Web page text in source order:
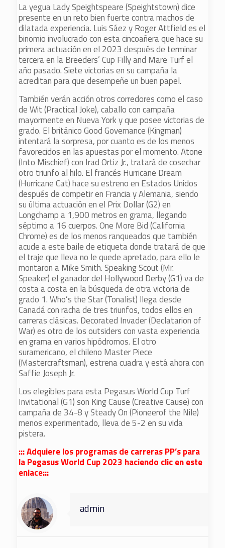
La yegua Lady Speightspeare (Speightstown) dice
presente en un reto bien fuerte contra machos de
dilatada experiencia. Luis Sáez y Roger Attfield es el
binomio involucrado con esta cincoañera que hace su
primera actuación en el 2023 después de terminar
tercera en la Breeders’ Cup Filly and Mare Turf el
año pasado. Siete victorias en su campaña la
acreditan para que desempeñe un buen papel.
También verán acción otros corredores como el caso
de Wit (Practical Joke), caballo con campaña
mayormente en Nueva York y que posee victorias de
grado. El británico Good Governance (Kingman)
intentará la sorpresa, por cuanto es de los menos
favorecidos en las apuestas por el momento. Atone
(Into Mischief) con Irad Ortiz Jr., tratará de cosechar
otro triunfo al hilo. El francés Hurricane Dream
(Hurricane Cat) hace su estreno en Estados Unidos
después de competir en Francia y Alemania, siendo
su última actuación en el Prix Dollar (G2) en
Longchamp a 1,900 metros en grama, llegando
séptimo a 16 cuerpos. One More Bid (California
Chrome) es de los menos ranqueados que también
acude a este baile de etiqueta donde tratará de que
el traje que lleva no le quede apretado, para ello le
montaron a Mike Smith. Speaking Scout (Mr.
Speaker) el ganador del Hollywood Derby (G1) va de
costa a costa en la búsqueda de otra victoria de
grado 1. Who’s the Star (Tonalist) llega desde
Canadá con racha de tres triunfos, todos ellos en
carreras clásicas. Decorated Invader (Declatarion of
War) es otro de los outsiders con vasta experiencia
en grama en varios hipódromos. El otro
suramericano, el chileno Master Piece
(Mastercraftsman), estrena cuadra y está ahora con
Saffie Joseph Jr.
Los elegibles para esta Pegasus World Cup Turf
Invitational (G1) son King Cause (Creative Cause) con
campaña de 34-8 y Steady On (Pioneerof the Nile)
menos experimentado, lleva de 5-2 en su vida
pistera.
::: Adquiere los programas de carreras PP’s para
la Pegasus World Cup 2023 haciendo clic en este
enlace:::
admin